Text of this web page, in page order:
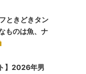
ときどきタン
ものは魚、ナ
】2026年男